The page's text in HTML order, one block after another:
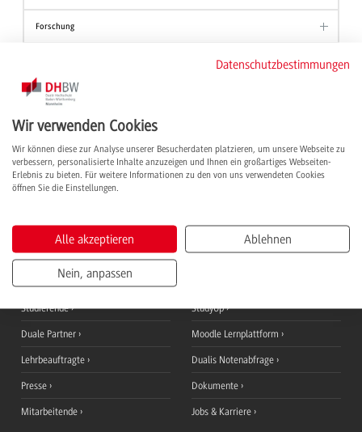
Forschung
Aus meinem Campusleben
Wenn die Rechnung aufgeht – Herzlich willkommen Prof. Dr. Narbeh
Haddad(28.02.2025)
Informationen für
Studieninteressierte
Studierende
Duale Partner
Lehrbeauftragte
Presse
Mitarbeitende
QuickLinks
StudyUp
Moodle Lernplattform
Dualis Notenabfrage
Dokumente
Jobs & Karriere
Datenschutzbestimmungen
Wir verwenden Cookies
Wir können diese zur Analyse unserer Besucherdaten platzieren, um unsere Webseite zu
verbessern, personalisierte Inhalte anzuzeigen und Ihnen ein großartiges Webseiten-
Erlebnis zu bieten. Für weitere Informationen zu den von uns verwendeten Cookies
öffnen Sie die Einstellungen.
Alle akzeptieren Ablehnen
Nein, anpassen